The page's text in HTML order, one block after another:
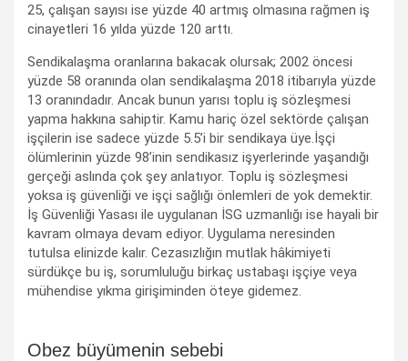
25, çalışan sayısı ise yüzde 40 artmış olmasına rağmen iş
cinayetleri 16 yılda yüzde 120 arttı.
Sendikalaşma oranlarına bakacak olursak; 2002 öncesi
yüzde 58 oranında olan sendikalaşma 2018 itibarıyla yüzde
13 oranındadır. Ancak bunun yarısı toplu iş sözleşmesi
yapma hakkına sahiptir. Kamu hariç özel sektörde çalışan
işçilerin ise sadece yüzde 5.5’i bir sendikaya üye.İşçi
ölümlerinin yüzde 98’inin sendikasız işyerlerinde yaşandığı
gerçeği aslında çok şey anlatıyor. Toplu iş sözleşmesi
yoksa iş güvenliği ve işçi sağlığı önlemleri de yok demektir.
İş Güvenliği Yasası ile uygulanan İSG uzmanlığı ise hayali bir
kavram olmaya devam ediyor. Uygulama neresinden
tutulsa elinizde kalır. Cezasızlığın mutlak hâkimiyeti
sürdükçe bu iş, sorumluluğu birkaç ustabaşı işçiye veya
mühendise yıkma girişiminden öteye gidemez.
Obez büyümenin sebebi